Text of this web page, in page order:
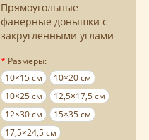
Прямоугольные
фанерные донышки с
закругленными углами
Размеры:
10×15 см
10×20 см
10×25 см
12,5×17,5 см
12×30 см
15×35 см
17,5×24,5 см